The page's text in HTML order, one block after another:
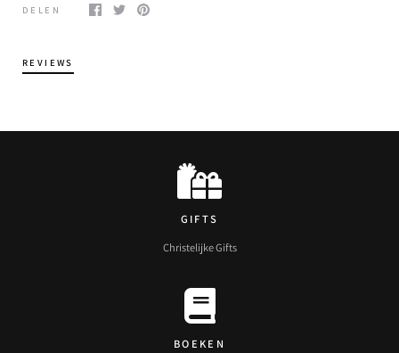
DELEN
REVIEWS
GIFTS
Christelijke Gifts
BOEKEN